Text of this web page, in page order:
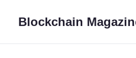
Blockchain